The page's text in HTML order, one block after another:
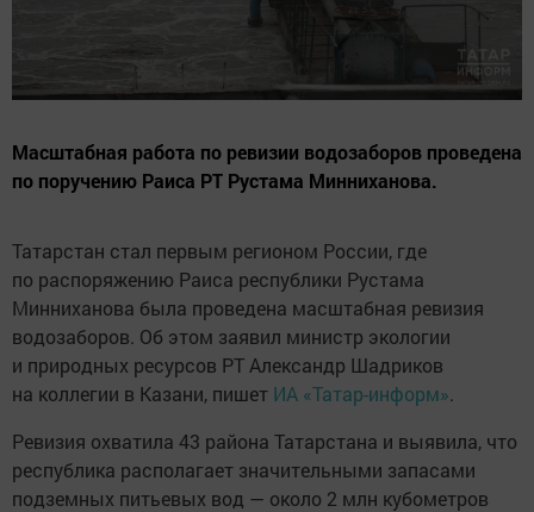
Масштабная работа по ревизии водозаборов проведена
по поручению Раиса РТ Рустама Минниханова.
Татарстан стал первым регионом России, где
по распоряжению Раиса республики Рустама
Минниханова была проведена масштабная ревизия
водозаборов. Об этом заявил министр экологии
и природных ресурсов РТ Александр Шадриков
на коллегии в Казани, пишет ИА «Татар-информ».
Ревизия охватила 43 района Татарстана и выявила, что
республика располагает значительными запасами
подземных питьевых вод — около 2 млн кубометров